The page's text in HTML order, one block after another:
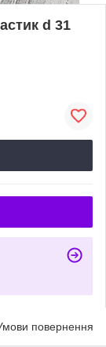
d 31
повернення